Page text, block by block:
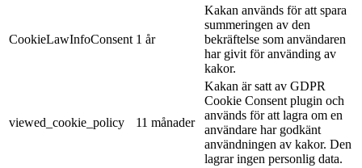
CookieLawInfoConsent 1 år
Kakan används för att spara
summeringen av den
bekräftelse som användaren
har givit för använding av
kakor.
viewed_cookie_policy 11 månader
Kakan är satt av GDPR
Cookie Consent plugin och
används för att lagra om en
användare har godkänt
användningen av kakor. Den
lagrar ingen personlig data.